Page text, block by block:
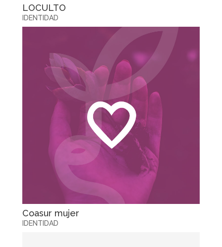
LOCULTO
IDENTIDAD
Coasur mujer
IDENTIDAD